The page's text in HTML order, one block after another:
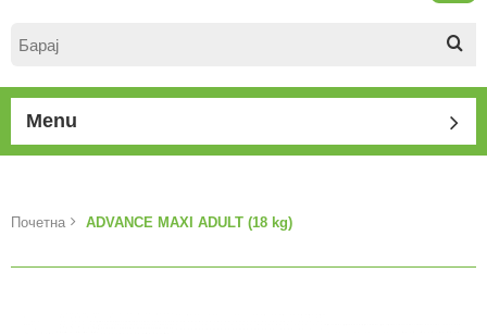
Menu
Почетна ADVANCE MAXI ADULT (18 kg)